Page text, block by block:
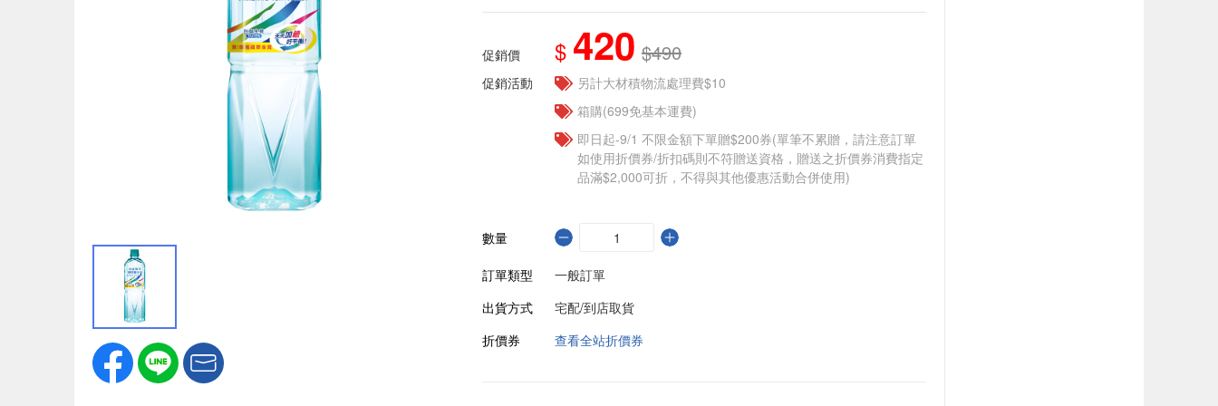
促銷價 $ 420 $490
促銷活動
另計大材積物流處理費$10
箱購(699免基本運費)
即日起-9/1 不限金額下單贈$200券(單筆不累贈，請注意訂單
如使用折價券/折扣碼則不符贈送資格，贈送之折價券消費指定
品滿$2,000可折，不得與其他優惠活動合併使用)
數量
訂單類型
一般訂單
出貨方式
宅配/到店取貨
折價券
查看全站折價券